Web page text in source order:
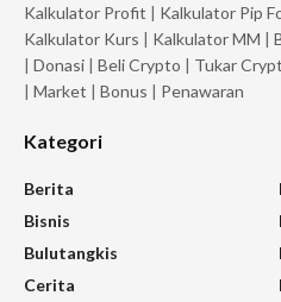
Kalkulator Profit | Kalkulator Pip
Kalkulator Kurs | Kalkulator MM |
| Donasi | Beli Crypto | Tukar
| Market | Bonus | Penawaran
Kategori
Berita
Bisnis
Bulutangkis
Cerita